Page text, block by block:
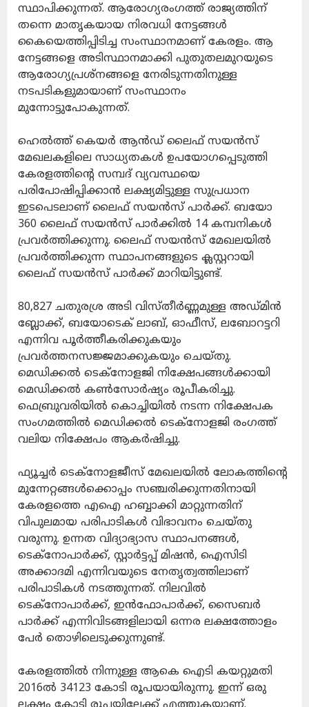
സ്ഥാപിക്കുന്നത്. ആരോഗ്യരംഗത്ത് രാജ്യത്തിന്
തന്നെ മാതൃകയായ നിരവധി നേട്ടങ്ങൾ
കൈയെത്തിപ്പിടിച്ച സംസ്ഥാനമാണ് കേരളം. ആ
നേട്ടങ്ങളെ അടിസ്ഥാനമാക്കി പുതുതലമുറയുടെ
ആരോഗ്യപ്രശ്നങ്ങളെ നേരിടുന്നതിനുള്ള
നടപടികളുമായാണ് സംസ്ഥാനം
മുന്നോട്ടുപോകുന്നത്.
ഹെൽത്ത് കെയർ ആൻഡ് ലൈഫ് സയൻസ്
മേഖലകളിലെ സാധ്യതകൾ ഉപയോഗപ്പെടുത്തി
കേരളത്തിന്റെ സമ്പദ് വ്യവസ്ഥയെ
പരിപോഷിപ്പിക്കാൻ ലക്ഷ്യമിട്ടുള്ള സുപ്രധാന
ഇടപെടലാണ് ലൈഫ് സയൻസ് പാർക്ക്. ബയോ
360 ലൈഫ് സയൻസ് പാർക്കിൽ 14 കമ്പനികൾ
പ്രവർത്തിക്കുന്നു. ലൈഫ് സയൻസ് മേഖലയിൽ
പ്രവർത്തിക്കുന്ന സ്ഥാപനങ്ങളുടെ ക്ലസ്റ്ററായി
ലൈഫ് സയൻസ് പാർക്ക് മാറിയിട്ടുണ്ട്.
80,827 ചതുരശ്ര അടി വിസ്തീർണ്ണമുള്ള അഡ്മിൻ
ബ്ലോക്ക്, ബയോടെക് ലാബ്, ഓഫീസ്, ലബോറട്ടറി
എന്നിവ പൂർത്തീകരിക്കുകയും
പ്രവർത്തനസജ്ജമാക്കുകയും ചെയ്തു.
മെഡിക്കൽ ടെക്നോളജി നിക്ഷേപങ്ങൾക്കായി
മെഡിക്കൽ കൺസോർഷ്യം രൂപീകരിച്ചു.
ഫെബ്രുവരിയിൽ കൊച്ചിയിൽ നടന്ന നിക്ഷേപക
സംഗമത്തിൽ മെഡിക്കൽ ടെക്നോളജി രംഗത്ത്
വലിയ നിക്ഷേപം ആകർഷിച്ചു.
ഫ്യൂച്ചർ ടെക്നോളജീസ് മേഖലയിൽ ലോകത്തിന്റെ
മുന്നേറ്റങ്ങൾക്കൊപ്പം സഞ്ചരിക്കുന്നതിനായി
കേരളത്തെ എഐ ഹബ്ബാക്കി മാറ്റുന്നതിന്
വിപുലമായ പരിപാടികൾ വിഭാവനം ചെയ്തു
വരുന്നു. ഉന്നത വിദ്യാഭ്യാസ സ്ഥാപനങ്ങൾ,
ടെക്നോപാർക്ക്, സ്റ്റാർട്ടപ്പ് മിഷൻ, ഐസിടി
അക്കാദമി എന്നിവയുടെ നേതൃത്വത്തിലാണ്
പരിപാടികൾ നടത്തുന്നത്. നിലവിൽ
ടെക്നോപാർക്ക്, ഇൻഫോപാർക്ക്, സൈബർ
പാർക്ക് എന്നിവിടങ്ങളിലായി ഒന്നര ലക്ഷത്തോളം
പേർ തൊഴിലെടുക്കുന്നുണ്ട്.
കേരളത്തിൽ നിന്നുള്ള ആകെ ഐടി കയറ്റുമതി
2016ൽ 34123 കോടി രൂപയായിരുന്നു. ഇന്ന് ഒരു